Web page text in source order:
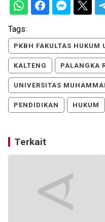
Tags:
PKBH FAKULTAS HUKUM
KALTENG PALANGKA
UNIVERSITAS
PENDIDIKAN HUKUM
Terkait